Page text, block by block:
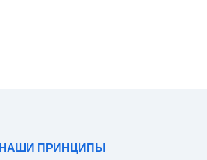
НАШИ ПРИНЦИПЫ